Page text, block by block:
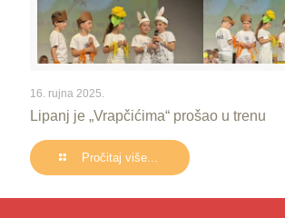
16. rujna 2025.
Lipanj je „Vrapčićima“ prošao u trenu
Pročitaj više...